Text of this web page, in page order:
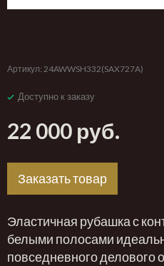
Артикул: 24AWWSH332(SAX727A)
Доступно к заказу
22 000 руб.
Заказать товар
Эластичная рубашка с
белыми полосами
повседневного делового